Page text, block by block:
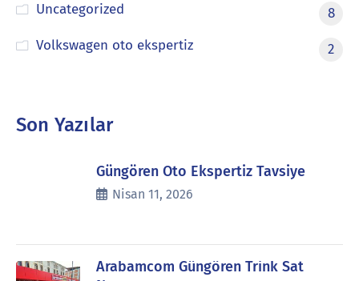
Uncategorized
8
Volkswagen oto ekspertiz
2
Son Yazılar
Güngören Oto Ekspertiz Tavsiye
Nisan 11, 2026
Arabamcom Güngören Trink Sat